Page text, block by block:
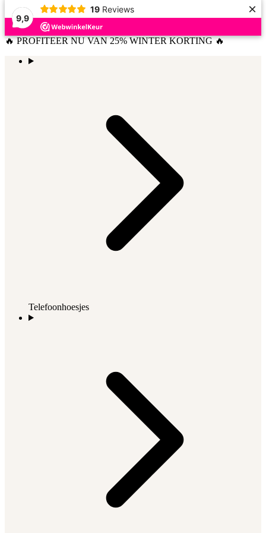
9,9
19 Reviews ×
🔥 PROFITEER NU VAN 25% WINTER KORTING 🔥
Telefoonhoesjes